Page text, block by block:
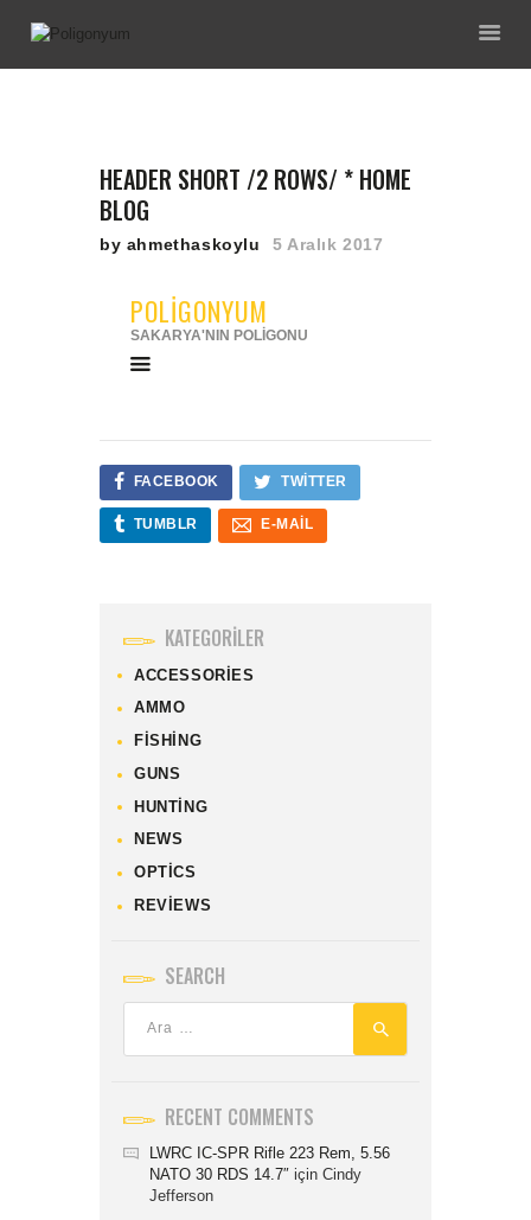
HAKKIMIZDA
EĞITIMLERIMIZ
ENVANTERIMIZ
İNDIRIMLI
HEADER SHORT /2 ROWS/ * HOME
BLOG
by ahmethaskoylu 5 Aralık 2017
POLİGONYUM
SAKARYA'NIN POLİGONU
FACEBOOK TWITTER
TUMBLR E-MAIL
KATEGORILER
ACCESSORIES
AMMO
FISHING
GUNS
HUNTING
NEWS
OPTICS
REVIEWS
SEARCH
RECENT COMMENTS
LWRC IC-SPR Rifle 223 Rem, 5.56
NATO 30 RDS 14.7″ içinCindy
Jefferson